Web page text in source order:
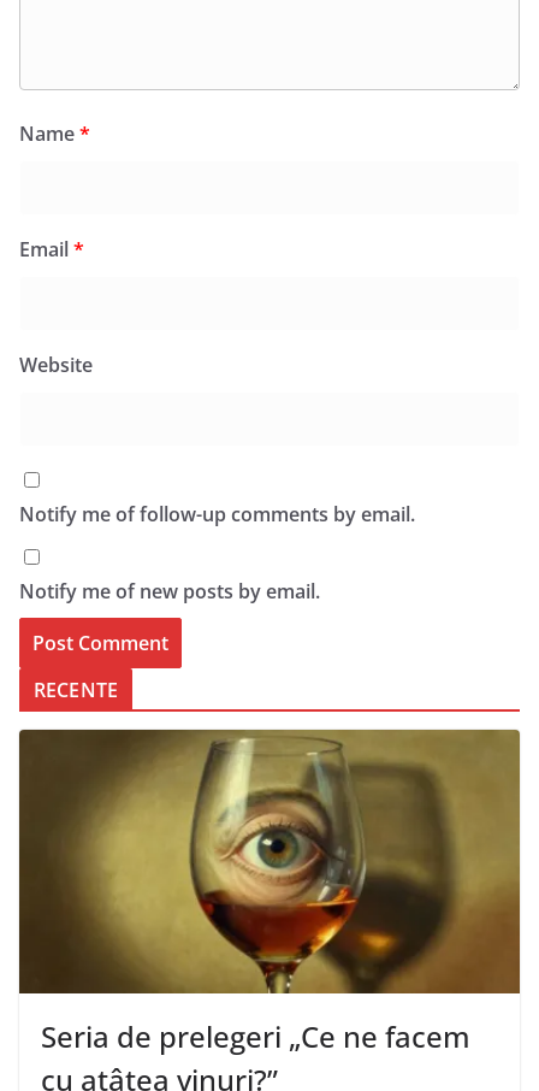
Name*
Email*
Website
Notify me of follow-up comments by email.
Notify me of new posts by email.
RECENTE
Seria de prelegeri „Ce ne facem
cu atâtea vinuri?”